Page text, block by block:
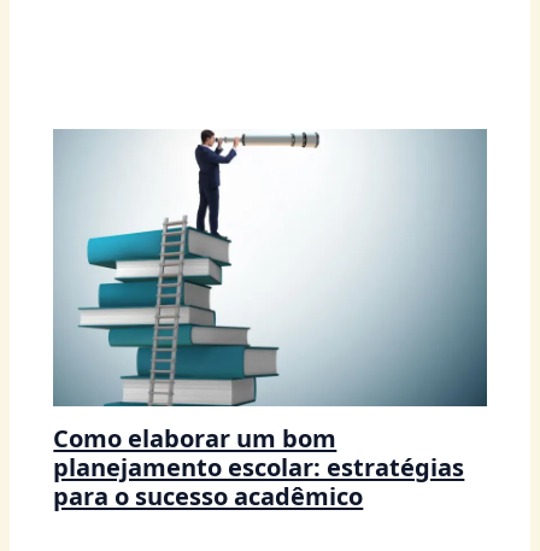
Como elaborar um bom
planejamento escolar: estratégias
para o sucesso acadêmico